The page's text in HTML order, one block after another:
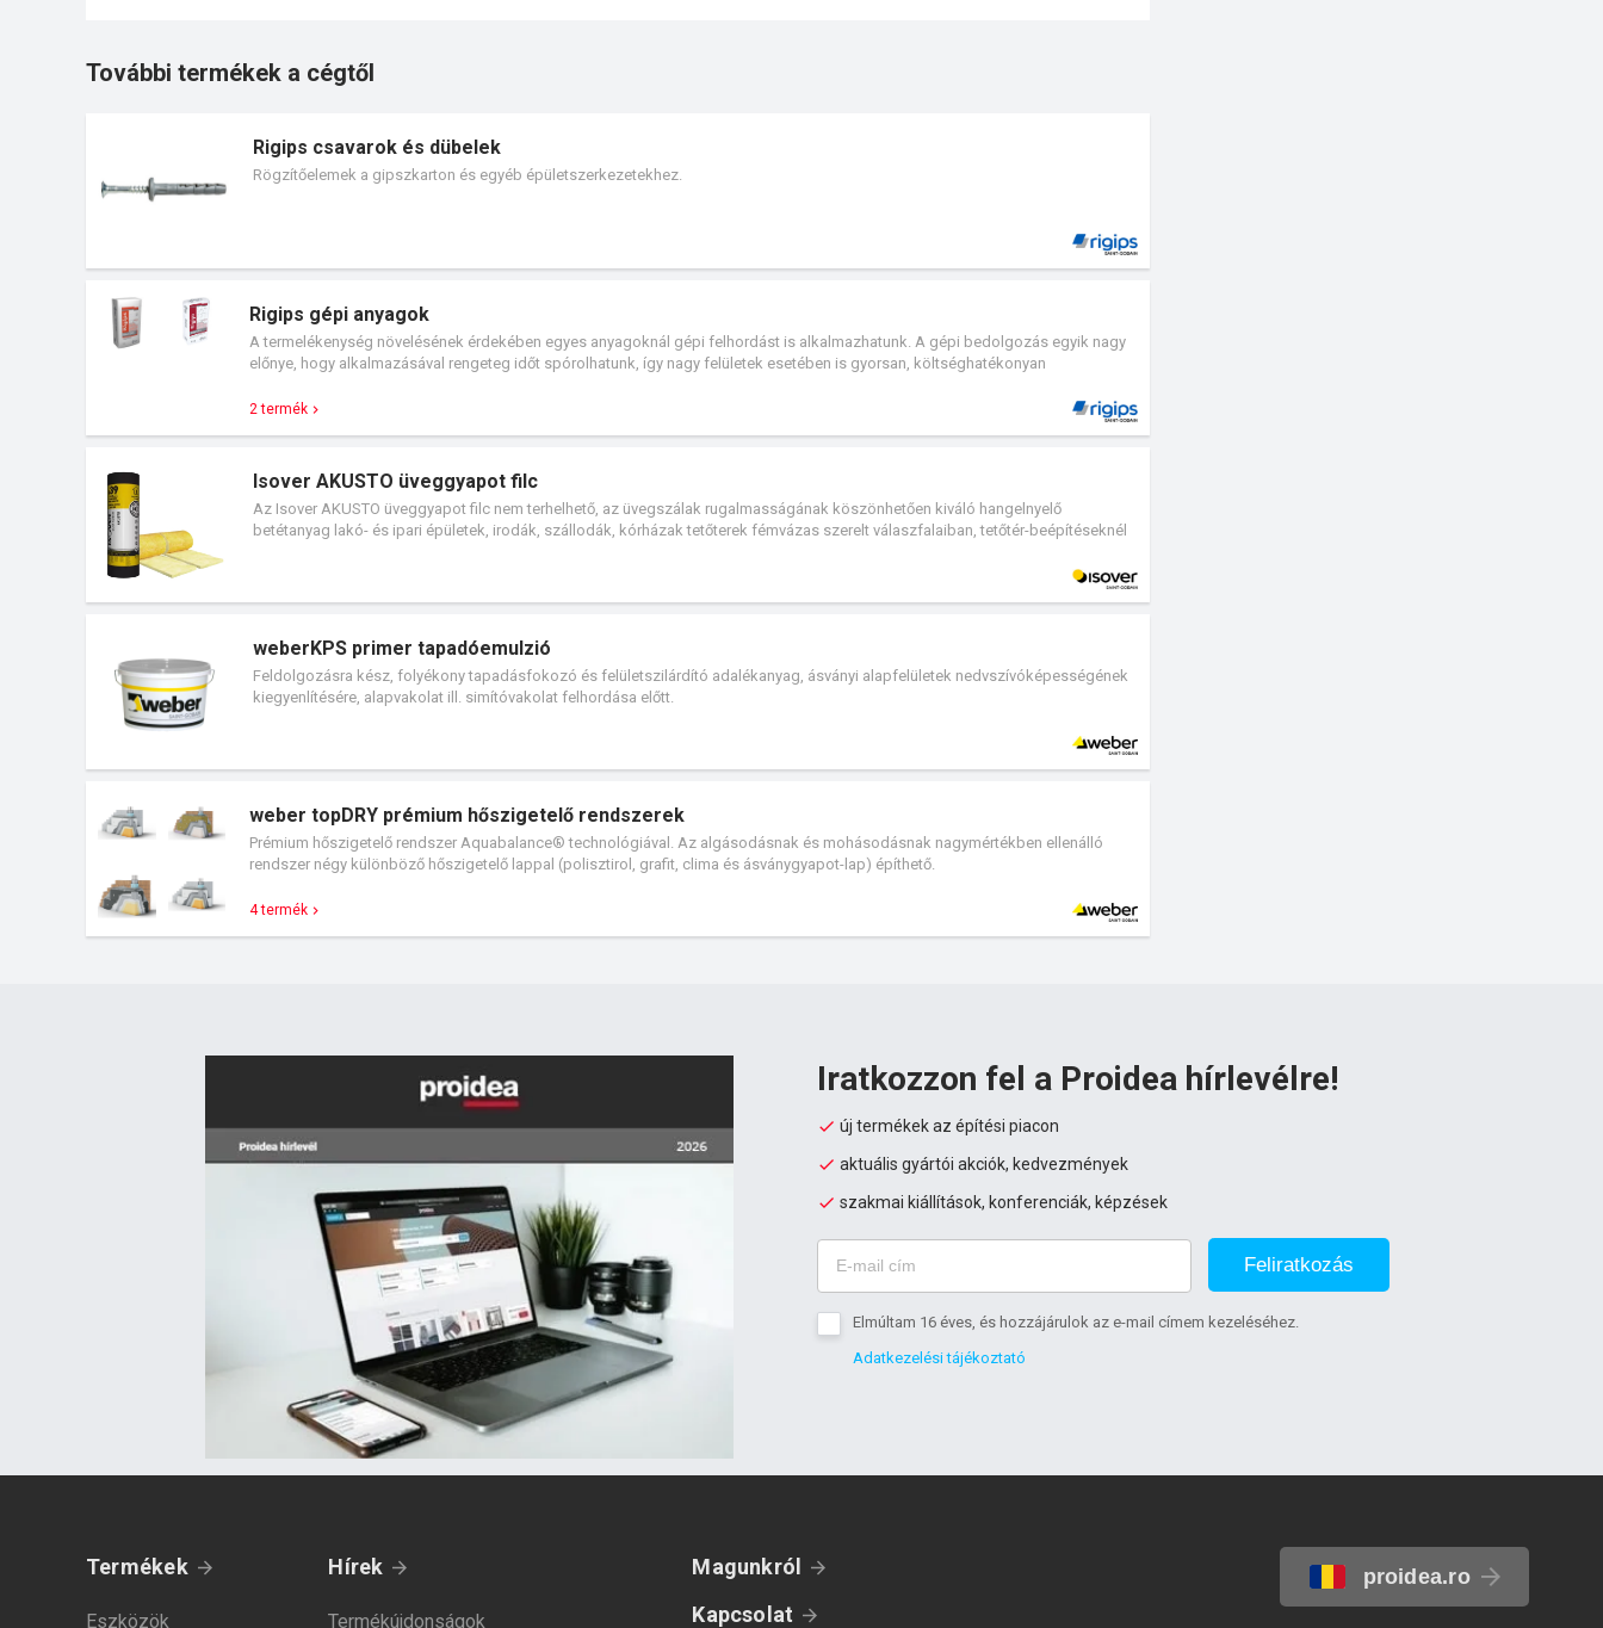
További termékek a cégtől
Rigips csavarok és dübelek
Rögzítőelemek a gipszkarton és egyéb épületszerkezetekhez.
Rigips gépi anyagok
A termelékenység növelésének érdekében egyes anyagoknál gépi felhordást is alkalmazhatunk. A gépi bedolgozás egyik nagy
előnye, hogy alkalmazásával rengeteg időt spórolhatunk, így nagy felületek esetében is gyorsan, költséghatékonyan
2 termék
Isover AKUSTO üveggyapot filc
Az Isover AKUSTO üveggyapot filc nem terhelhető, az üvegszálak rugalmasságának köszönhetően kiváló hangelnyelő
betétanyag lakó- és ipari épületek, irodák, szállodák, kórházak tetőterek fémvázas szerelt válaszfalaiban, tetőtér-beépítéseknél
weberKPS primer tapadóemulzió
Feldolgozásra kész, folyékony tapadásfokozó és felületszilárdító adalékanyag, ásványi alapfelületek nedvszívóképességének
kiegyenlítésére, alapvakolat ill. simítóvakolat felhordása előtt.
weber topDRY prémium hőszigetelő rendszerek
Prémium hőszigetelő rendszer Aquabalance® technológiával. Az algásodásnak és mohásodásnak nagymértékben ellenálló
rendszer négy különböző hőszigetelő lappal (polisztirol, grafit, clima és ásványgyapot-lap) építhető.
4 termék
Iratkozzon fel a Proidea hírlevélre!
új termékek az építési piacon
aktuális gyártói akciók, kedvezmények
szakmai kiállítások, konferenciák, képzések
Feliratkozás
Elmúltam 16 éves, és hozzájárulok az e-mail címem kezeléséhez.
Adatkezelési tájékoztató
Termékek
Eszközök
Hírek
Termékújdonságok
Magunkról
Kapcsolat
proidea.ro